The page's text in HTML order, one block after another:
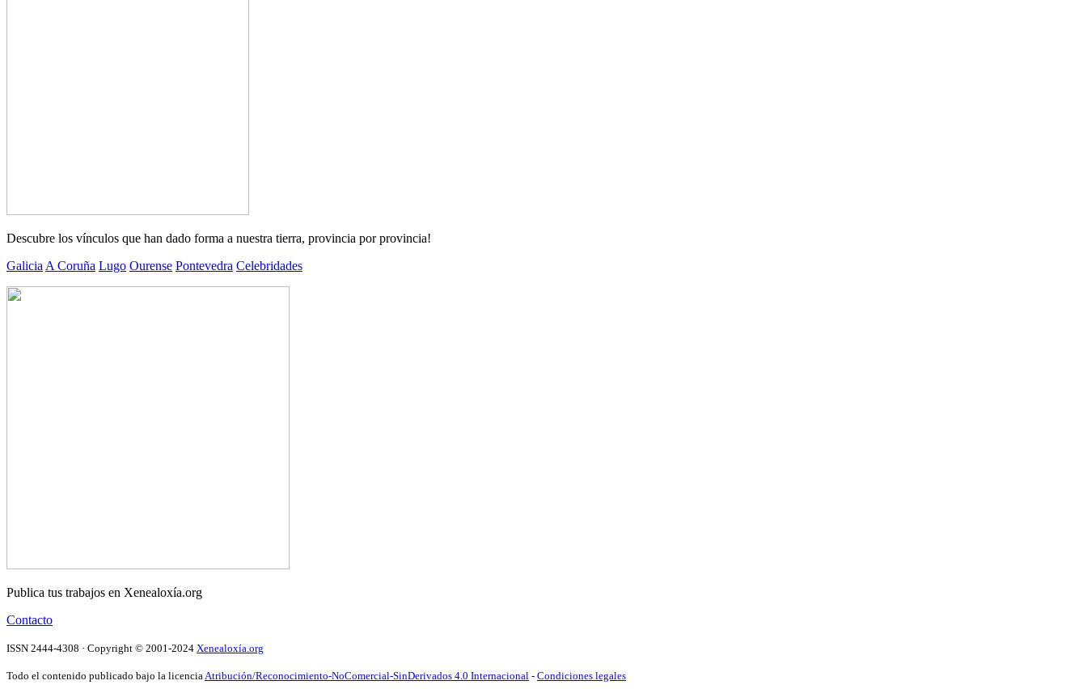
Descubre los vínculos que han dado forma a nuestra tierra, provincia por provincia!
Galicia A Coruña Lugo Ourense Pontevedra Celebridades
Publica tus trabajos en Xenealoxía.org
Contacto
ISSN 2444-4308 · Copyright © 2001-2024 Xenealoxía.org
Todo el contenido publicado bajo la licenciaAtribución/Reconocimiento-NoComercial-SinDerivados 4.0 Internacional - Condiciones legales